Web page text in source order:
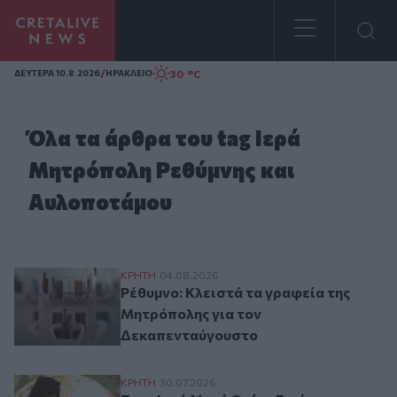
Homepage
ΔΕΥΤΕΡΑ 10.8.2026/ΗΡΑΚΛΕΙΟ 30 °C
Όλα τα άρθρα του tag Ιερά
Μητρόπολη Ρεθύμνης και
Αυλοποτάμου
Ρέθυμνο: Κλειστά τα γραφεία της
ΚΡΗΤΗ 04.08.2026
Ρέθυμνο: Κλειστά τα γραφεία της
Μητρόπολης για τον
Δεκαπενταύγουστο
Στην Ιερά Μονή Οσίας Ειρήνης
ΚΡΗΤΗ 30.07.2026